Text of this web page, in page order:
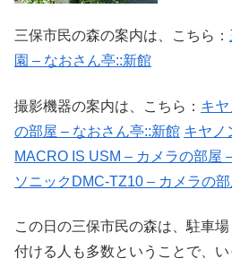
三保市民の森の案内は、こちら：
園 – なおさん亭::新館
撮影機器の案内は、こちら： キ
の部屋 – なおさん亭::新館 キヤノ
MACRO IS USM – カメラの部屋
ソニックDMC-TZ10 – カメラの
この日の三保市民の森は、駐車
付ける人も多数ということで、